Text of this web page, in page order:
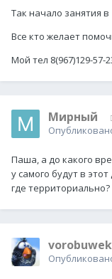
Так начало занятия
Все кто желает
Мой тел 8(967)129-57-
Мирный
Паша, а до какого
у самого будут в
где территориально?
vorobuwek